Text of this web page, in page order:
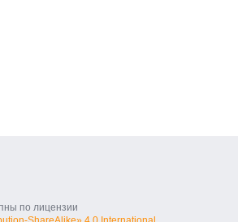
по лицензии